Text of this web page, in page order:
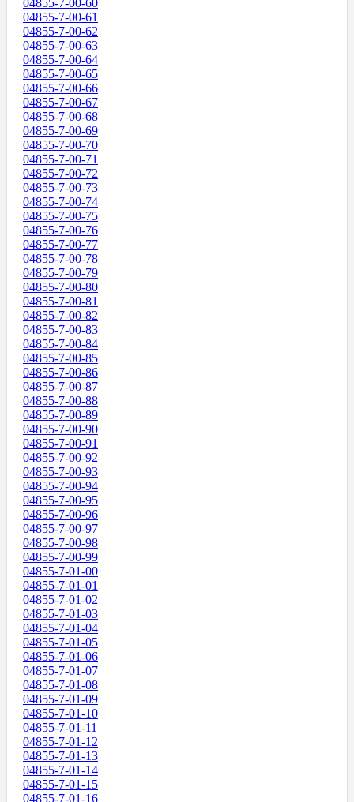
04855-7-00-60
04855-7-00-61
04855-7-00-62
04855-7-00-63
04855-7-00-64
04855-7-00-65
04855-7-00-66
04855-7-00-67
04855-7-00-68
04855-7-00-69
04855-7-00-70
04855-7-00-71
04855-7-00-72
04855-7-00-73
04855-7-00-74
04855-7-00-75
04855-7-00-76
04855-7-00-77
04855-7-00-78
04855-7-00-79
04855-7-00-80
04855-7-00-81
04855-7-00-82
04855-7-00-83
04855-7-00-84
04855-7-00-85
04855-7-00-86
04855-7-00-87
04855-7-00-88
04855-7-00-89
04855-7-00-90
04855-7-00-91
04855-7-00-92
04855-7-00-93
04855-7-00-94
04855-7-00-95
04855-7-00-96
04855-7-00-97
04855-7-00-98
04855-7-00-99
04855-7-01-00
04855-7-01-01
04855-7-01-02
04855-7-01-03
04855-7-01-04
04855-7-01-05
04855-7-01-06
04855-7-01-07
04855-7-01-08
04855-7-01-09
04855-7-01-10
04855-7-01-11
04855-7-01-12
04855-7-01-13
04855-7-01-14
04855-7-01-15
04855-7-01-16